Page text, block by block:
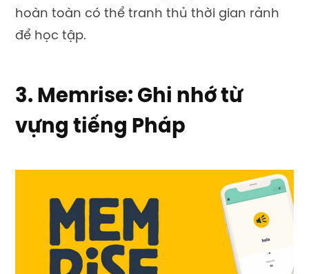
hoàn toàn có thể tranh thủ thời gian rảnh
để học tập.
3. Memrise: Ghi nhớ từ
vựng tiếng Pháp